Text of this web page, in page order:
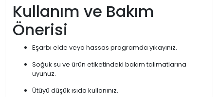
Kullanım ve Bakım
Önerisi
Eşarbı elde veya hassas programda yıkayınız.
Soğuk su ve ürün etiketindeki bakım talimatlarına
uyunuz.
Ütüyü düşük ısıda kullanınız.